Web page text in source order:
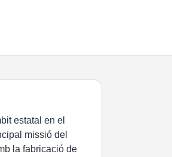
estatal en el
missió del
la fabricació de